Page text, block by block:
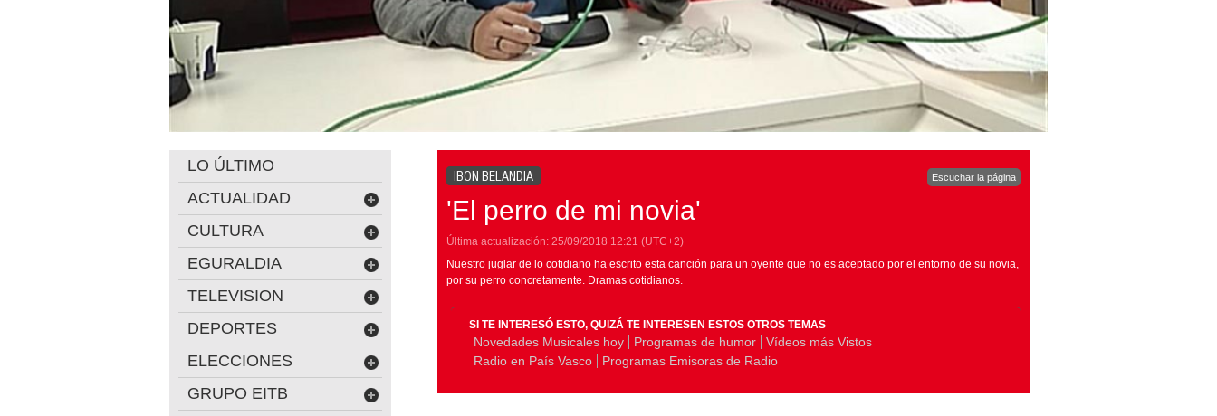
IBON BELANDIA Escuchar la página
'El perro de mi novia'
Última actualización: 25/09/2018 12:21 (UTC+2)
Nuestro juglar de lo cotidiano ha escrito esta canción para un oyente que no es aceptado por el entorno de su novia,
por su perro concretamente. Dramas cotidianos.
SI TE INTERESÓ ESTO, QUIZÁ TE INTERESEN ESTOS OTROS TEMAS
Novedades Musicales hoy Programas de humor
Vídeos más Vistos
Radio en País Vasco
Programas Emisoras de Radio
LO ÚLTIMO
ACTUALIDAD
CULTURA
EGURALDIA
TELEVISION
DEPORTES
ELECCIONES
GRUPO EITB